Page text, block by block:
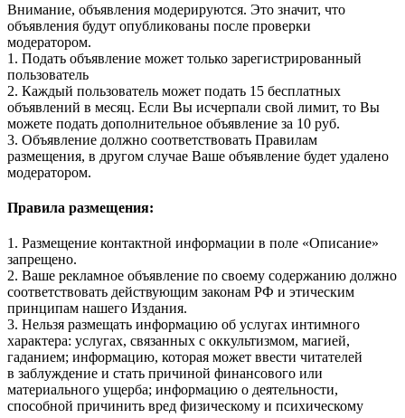
Внимание, объявления модерируются. Это значит, что
объявления будут опубликованы после проверки
модератором.
1. Подать объявление может только зарегистрированный
пользователь
2. Каждый пользователь может подать 15 бесплатных
объявлений в месяц. Если Вы исчерпали свой лимит, то Вы
можете подать дополнительное объявление за 10 руб.
3. Объявление должно соответствовать Правилам
размещения, в другом случае Ваше объявление будет удалено
модератором.
Правила размещения:
1. Размещение контактной информации в поле «Описание»
запрещено.
2. Ваше рекламное объявление по своему содержанию должно
соответствовать действующим законам РФ и этическим
принципам нашего Издания.
3. Нельзя размещать информацию об услугах интимного
характера: услугах, связанных с оккультизмом, магией,
гаданием; информацию, которая может ввести читателей
в заблуждение и стать причиной финансового или
материального ущерба; информацию о деятельности,
способной причинить вред физическому и психическому